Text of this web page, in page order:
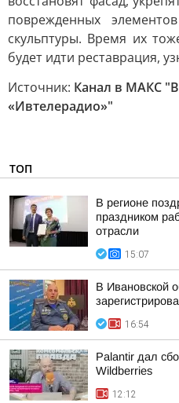
поврежденных
скульптуры. Время их
будет идти реставрация,
Источник: Канал в МАКС
«Ивтелерадио»"
ТОП
В регионе
праздником
отрасли
15:07
В Ивановской
16:54
Palantir дал
Wildberries
12:12